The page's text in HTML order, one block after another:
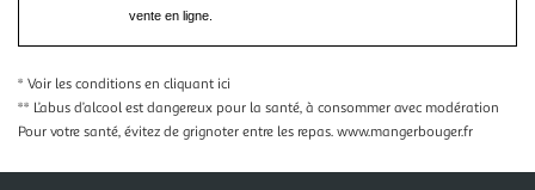
vente en ligne.
* Voir les conditions en cliquant ici
** L’abus d’alcool est dangereux pour la santé, à consommer avec modération
Pour votre santé, évitez de grignoter entre les repas. www.mangerbouger.fr